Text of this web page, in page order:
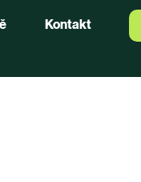
Kontakt